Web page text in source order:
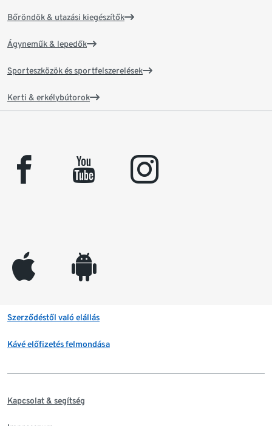
Bőröndök & utazási kiegészítők
Ágyneműk & lepedők
Sporteszközök és sportfelszerelések
Kerti & erkélybútorok
facebook youtube instagram
appleinc android
Szerződéstől való elállás
Kávé előfizetés felmondása
Kapcsolat & segítség